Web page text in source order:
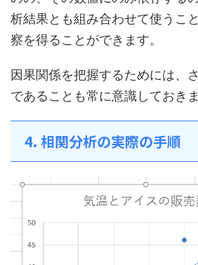
析結果とも組み合わせて使うこ
察を得ることができます。
因果関係を把握するためには、
であることも常に意識しておきま
4. 相関分析の実際の手順